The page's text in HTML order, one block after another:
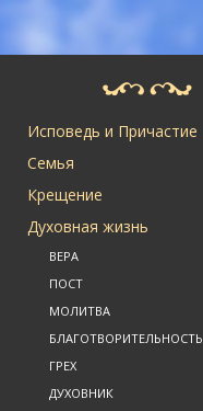
Исповедь и Причастие
Семья
Крещение
Духовная жизнь
ВЕРА
ПОСТ
МОЛИТВА
БЛАГОТВОРИТЕЛЬНОСТЬ
ГРЕХ
ДУХОВНИК